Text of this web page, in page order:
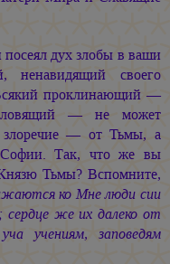
дух злобы в ваши
своего
проклинающий —
— не может
— от Тьмы, а
Софии. Так, что же вы
Тьмы? Вспомните,
ко Мне люди сии
же их далеко от
учениям, заповедям